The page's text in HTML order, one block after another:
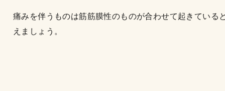
痛みを伴うものは筋筋膜性のものが合わせて起きている
えましょう。